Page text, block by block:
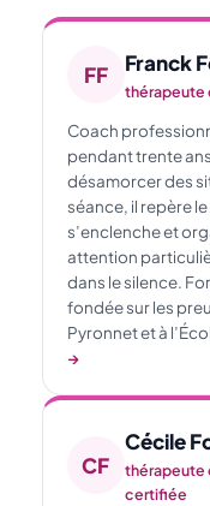
FF Franck
thérapeute
Coach
pendant trente
désamorcer des
séance, il repère
s’enclenche et
attention
dans le silence.
fondée sur les
Pyronnet et à
→
CF
Cécile
thérapeute
certifiée